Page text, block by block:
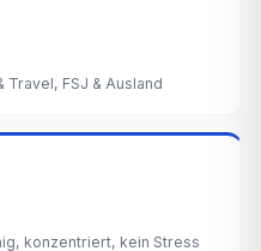
FSJ & Ausland
konzentriert, kein Stress